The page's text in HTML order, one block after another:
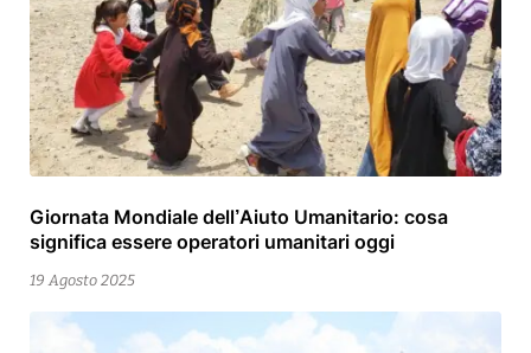
Giornata Mondiale dell’Aiuto Umanitario: cosa
significa essere operatori umanitari oggi
19 Agosto 2025
19
Agosto
2025